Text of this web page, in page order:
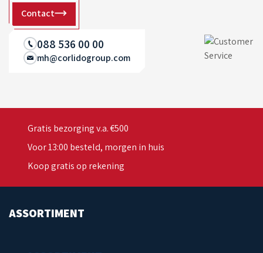
Contact
088 536 00 00
mh@corlidogroup.com
Gratis bezorging v.a. €500
Voor 13:00 besteld, morgen in huis
Koop gratis op rekening
ASSORTIMENT